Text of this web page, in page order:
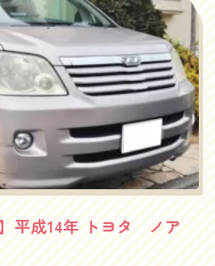
オークション相場はもちろん、
うと走行距離で50万以上差が
ためて、電動カーテンがういー
奥深さをあらためて感じますよ
。そしてツインサンルーフから
い空！もう春はそこまでですね
定は、ハッピーカーズまでお気
ヤル0120-505-289
】平成14年 トヨタ ノア